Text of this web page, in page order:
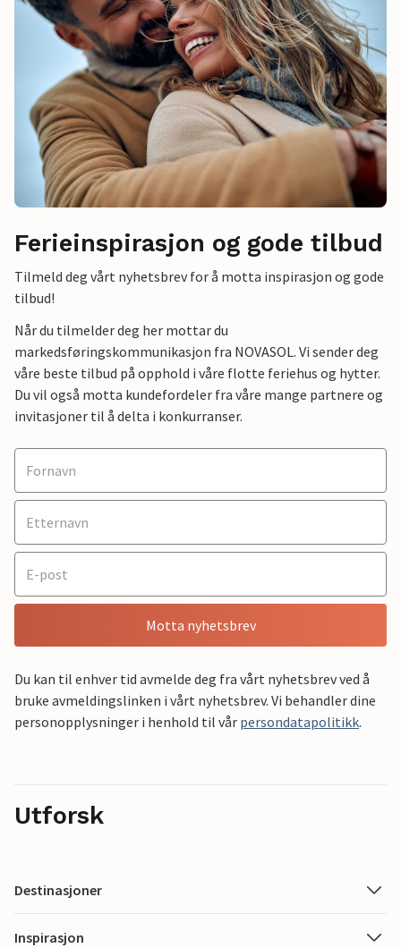
Ferieinspirasjon og gode tilbud
Tilmeld deg vårt nyhetsbrev for å motta inspirasjon og gode
tilbud!
Når du tilmelder deg her mottar du
markedsføringskommunikasjon fra NOVASOL. Vi sender deg
våre beste tilbud på opphold i våre flotte feriehus og hytter.
Du vil også motta kundefordeler fra våre mange partnere og
invitasjoner til å delta i konkurranser.
Motta nyhetsbrev
Du kan til enhver tid avmelde deg fra vårt nyhetsbrev ved å
bruke avmeldingslinken i vårt nyhetsbrev. Vi behandler dine
personopplysninger i henhold til vår persondatapolitikk.
Utforsk
Destinasjoner
Inspirasjon